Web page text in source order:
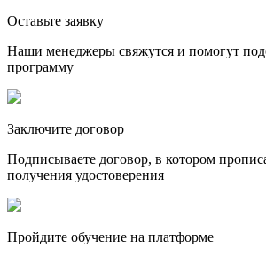
Оставьте заявку
Наши менеджеры свяжутся и помогут
программу
Заключите договор
Подписываете договор, в котором
получения удостоверения
Пройдите обучение на платформе